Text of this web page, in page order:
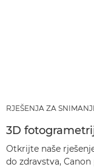
RJEŠENJA ZA
3D
Otkrijte naše
do zdravstva,